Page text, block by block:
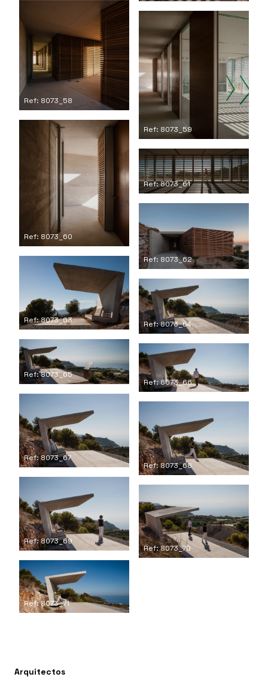
Ref: 8073_58
Ref: 8073_59
Ref: 8073_60
Ref: 8073_61
Ref: 8073_62
Ref: 8073_63 Ref: 8073_64
Ref: 8073_65
Ref: 8073_66
Ref: 8073_67
Ref: 8073_68
Ref: 8073_69
Ref: 8073_70
Ref: 8073_71
Arquitectos